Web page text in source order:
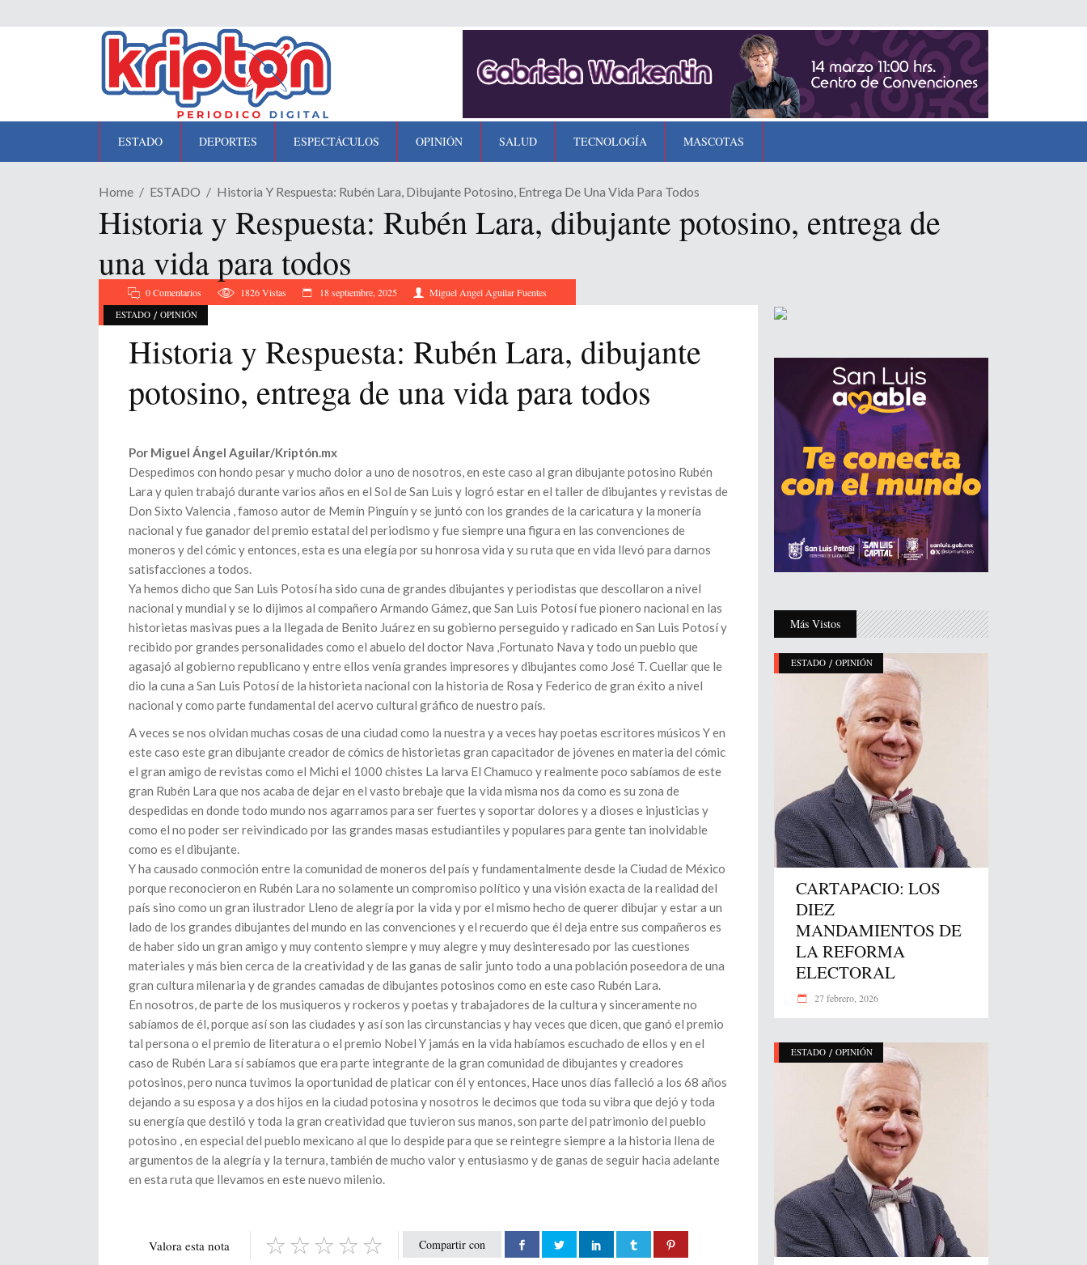
ESTADO DEPORTES ESPECTÁCULOS OPINIÓN SALUD TECNOLOGÍA MASCOTAS
Home ESTADO Historia Y Respuesta: Rubén Lara, Dibujante Potosino, Entrega De Una Vida Para Todos
Historia y Respuesta: Rubén Lara, dibujante potosino, entrega de
una vida para todos
ESTADO / OPINIÓN
0 Comentarios 1826Vistas 18 septiembre, 2025 Miguel Angel Aguilar Fuentes
Historia y Respuesta: Rubén Lara, dibujante
potosino, entrega de una vida para todos
Por Miguel Ángel Aguilar/Kriptón.mx
Despedimos con hondo pesar y mucho dolor a uno de nosotros, en este caso al gran dibujante potosino Rubén
Lara y quien trabajó durante varios años en el Sol de San Luis y logró estar en el taller de dibujantes y revistas de
Don Sixto Valencia , famoso autor de Memín Pinguín y se juntó con los grandes de la caricatura y la monería
nacional y fue ganador del premio estatal del periodismo y fue siempre una figura en las convenciones de
moneros y del cómic y entonces, esta es una elegía por su honrosa vida y su ruta que en vida llevó para darnos
satisfacciones a todos.
Ya hemos dicho que San Luis Potosí ha sido cuna de grandes dibujantes y periodistas que descollaron a nivel
nacional y mundial y se lo dijimos al compañero Armando Gámez, que San Luis Potosí fue pionero nacional en las
historietas masivas pues a la llegada de Benito Juárez en su gobierno perseguido y radicado en San Luis Potosí y
recibido por grandes personalidades como el abuelo del doctor Nava ,Fortunato Nava y todo un pueblo que
agasajó al gobierno republicano y entre ellos venía grandes impresores y dibujantes como José T. Cuellar que le
dio la cuna a San Luis Potosí de la historieta nacional con la historia de Rosa y Federico de gran éxito a nivel
nacional y como parte fundamental del acervo cultural gráfico de nuestro país.
A veces se nos olvidan muchas cosas de una ciudad como la nuestra y a veces hay poetas escritores músicos Y en
este caso este gran dibujante creador de cómics de historietas gran capacitador de jóvenes en materia del cómic
el gran amigo de revistas como el Michi el 1000 chistes La larva El Chamuco y realmente poco sabíamos de este
gran Rubén Lara que nos acaba de dejar en el vasto brebaje que la vida misma nos da como es su zona de
despedidas en donde todo mundo nos agarramos para ser fuertes y soportar dolores y a dioses e injusticias y
como el no poder ser reivindicado por las grandes masas estudiantiles y populares para gente tan inolvidable
como es el dibujante.
Y ha causado conmoción entre la comunidad de moneros del país y fundamentalmente desde la Ciudad de México
porque reconocieron en Rubén Lara no solamente un compromiso político y una visión exacta de la realidad del
país sino como un gran ilustrador Lleno de alegría por la vida y por el mismo hecho de querer dibujar y estar a un
lado de los grandes dibujantes del mundo en las convenciones y el recuerdo que él deja entre sus compañeros es
de haber sido un gran amigo y muy contento siempre y muy alegre y muy desinteresado por las cuestiones
materiales y más bien cerca de la creatividad y de las ganas de salir junto todo a una población poseedora de una
gran cultura milenaria y de grandes camadas de dibujantes potosinos como en este caso Rubén Lara.
En nosotros, de parte de los musiqueros y rockeros y poetas y trabajadores de la cultura y sinceramente no
sabíamos de él, porque así son las ciudades y así son las circunstancias y hay veces que dicen, que ganó el premio
tal persona o el premio de literatura o el premio Nobel Y jamás en la vida habíamos escuchado de ellos y en el
caso de Rubén Lara sí sabíamos que era parte integrante de la gran comunidad de dibujantes y creadores
potosinos, pero nunca tuvimos la oportunidad de platicar con él y entonces, Hace unos días falleció a los 68 años
dejando a su esposa y a dos hijos en la ciudad potosina y nosotros le decimos que toda su vibra que dejó y toda
su energía que destiló y toda la gran creatividad que tuvieron sus manos, son parte del patrimonio del pueblo
potosino , en especial del pueblo mexicano al que lo despide para que se reintegre siempre a la historia llena de
argumentos de la alegría y la ternura, también de mucho valor y entusiasmo y de ganas de seguir hacia adelante
en esta ruta que llevamos en este nuevo milenio.
Compartir con
Valora esta nota
Más Vistos
ESTADO / OPINIÓN
CARTAPACIO: LOS
DIEZ
MANDAMIENTOS DE
LA REFORMA
ELECTORAL
27 febrero, 2026
ESTADO / OPINIÓN